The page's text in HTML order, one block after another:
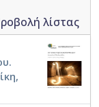
λίστας